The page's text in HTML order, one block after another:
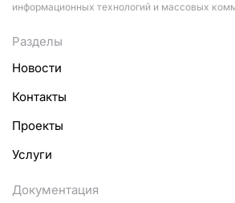
информационных технологий и массовых
Разделы
Новости
Контакты
Проекты
Услуги
Документация